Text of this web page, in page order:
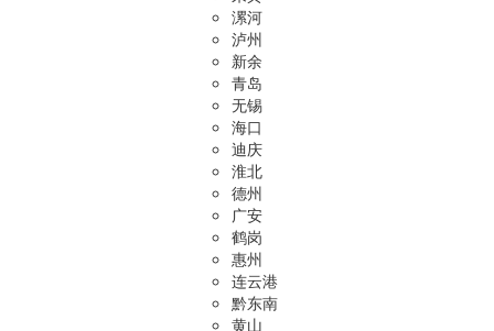
漯河
泸州
新余
青岛
无锡
海口
迪庆
淮北
德州
广安
鹤岗
惠州
连云港
黔东南
黄山